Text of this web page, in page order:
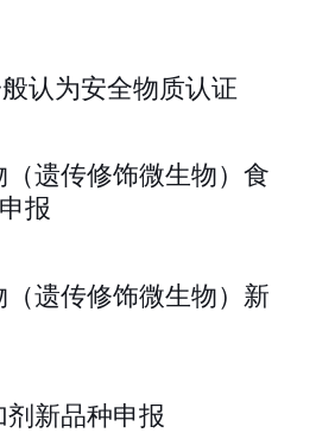
认为安全物质认证
遗传修饰微生物）食
报
遗传修饰微生物）新
新品种申报